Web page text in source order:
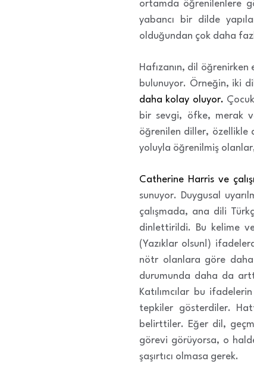
ortamda öğrenilenlere
yabancı bir dilde
olduğundan çok daha
Hafızanın, dil
bulunuyor. Örneğin, iki
daha kolay oluyor.
bir sevgi, öfke, merak
öğrenilen diller, özellikle
yoluyla öğrenilmiş
Catherine Harris ve
sunuyor. Duygusal
çalışmada, ana dili
dinlettirildi. Bu kelime
(Yazıklar olsun!)
nötr olanlara göre daha
durumunda daha da
Katılımcılar bu
tepkiler gösterdiler.
belirttiler. Eğer dil,
görevi görüyorsa, o
şaşırtıcı olmasa gerek.